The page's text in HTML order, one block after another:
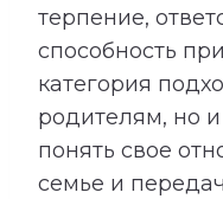
терпение,
способность
категория
родителям, но
понять свое
семье и